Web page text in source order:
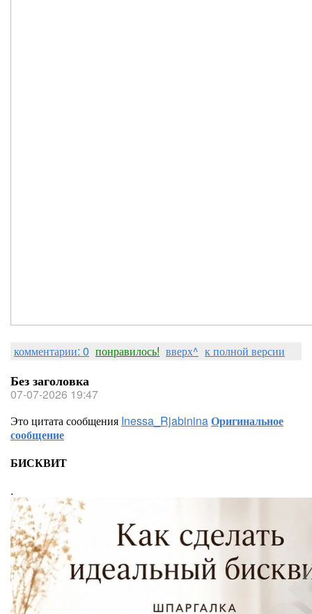
комментарии: 0 понравилось! вверх^ к полной версии
Без заголовка
07-07-2026 19:47
Это цитата сообщения Inessa_RjabininaОригинальное
сообщение
БИСКВИТ
.